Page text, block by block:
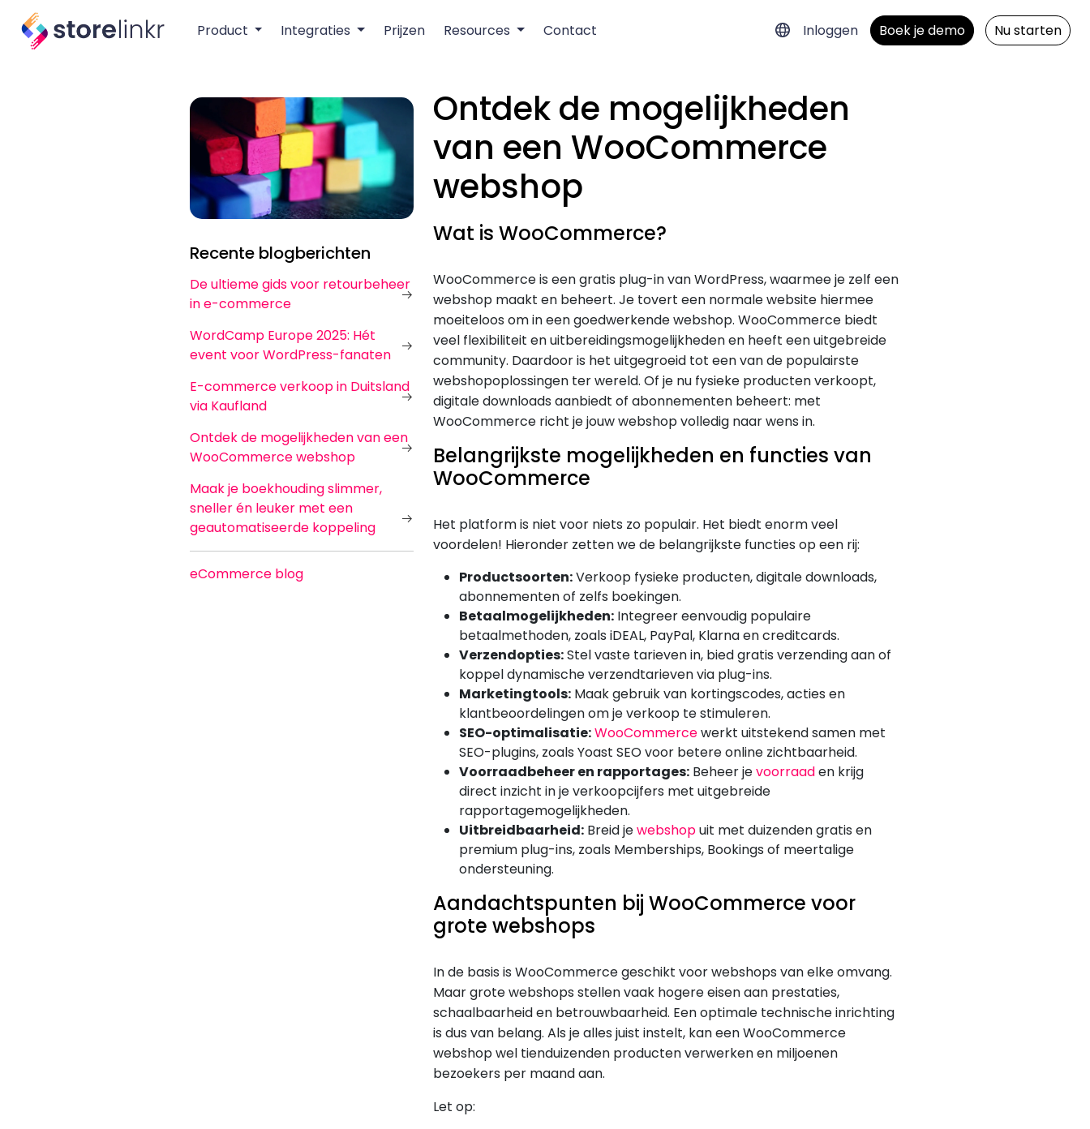
Product Integraties Prijzen Resources Contact Inloggen Boek je demo Nu starten
Recente blogberichten
De ultieme gids voor retourbeheer
in e-commerce
WordCamp Europe 2025: Hét
event voor WordPress-fanaten
E-commerce verkoop in Duitsland
via Kaufland
Ontdek de mogelijkheden van een
WooCommerce webshop
Maak je boekhouding slimmer,
sneller én leuker met een
geautomatiseerde koppeling
eCommerce blog
Ontdek de mogelijkheden
van een WooCommerce
webshop
Wat is WooCommerce?
WooCommerce is een gratis plug-in van WordPress, waarmee je zelf een
webshop maakt en beheert. Je tovert een normale website hiermee
moeiteloos om in een goedwerkende webshop. WooCommerce biedt
veel flexibiliteit en uitbereidingsmogelijkheden en heeft een uitgebreide
community. Daardoor is het uitgegroeid tot een van de populairste
webshopoplossingen ter wereld. Of je nu fysieke producten verkoopt,
digitale downloads aanbiedt of abonnementen beheert: met
WooCommerce richt je jouw webshop volledig naar wens in.
Belangrijkste mogelijkheden en functies van
WooCommerce
Het platform is niet voor niets zo populair. Het biedt enorm veel
voordelen! Hieronder zetten we de belangrijkste functies op een rij:
Productsoorten:Verkoop fysieke producten, digitale downloads,
abonnementen of zelfs boekingen.
Betaalmogelijkheden:Integreer eenvoudig populaire
betaalmethoden, zoals iDEAL, PayPal, Klarna en creditcards.
Verzendopties:Stel vaste tarieven in, bied gratis verzending aan of
koppel dynamische verzendtarieven via plug-ins.
Marketingtools:Maak gebruik van kortingscodes, acties en
klantbeoordelingen om je verkoop te stimuleren.
SEO-optimalisatie:WooCommercewerkt uitstekend samen met
SEO-plugins, zoals Yoast SEO voor betere online zichtbaarheid.
Voorraadbeheer en rapportages:Beheer jevoorraaden krijg
direct inzicht in je verkoopcijfers met uitgebreide
rapportagemogelijkheden.
Uitbreidbaarheid:Breid jewebshopuit met duizenden gratis en
premium plug-ins, zoals Memberships, Bookings of meertalige
ondersteuning.
Aandachtspunten bij WooCommerce voor
grote webshops
In de basis is WooCommerce geschikt voor webshops van elke omvang.
Maar grote webshops stellen vaak hogere eisen aan prestaties,
schaalbaarheid en betrouwbaarheid. Een optimale technische inrichting
is dus van belang. Als je alles juist instelt, kan een WooCommerce
webshop wel tienduizenden producten verwerken en miljoenen
bezoekers per maand aan.
Let op: